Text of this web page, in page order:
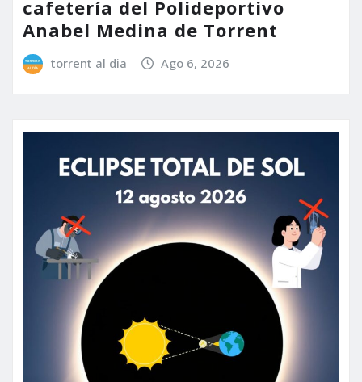
cafetería del Polideportivo
Anabel Medina de Torrent
torrent al dia Ago 6, 2026